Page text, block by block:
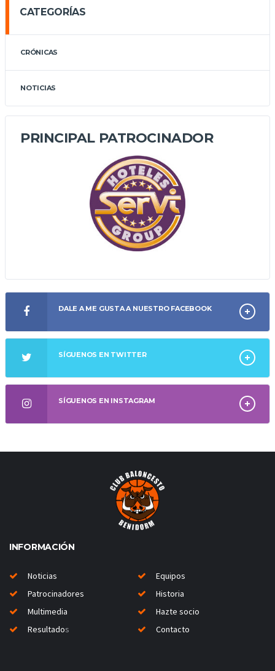
CATEGORÍAS
CRÓNICAS
NOTICIAS
PRINCIPAL PATROCINADOR
DALE A ME GUSTA A NUESTRO FACEBOOK
SÍGUENOS EN TWITTER
SÍGUENOS EN INSTAGRAM
INFORMACIÓN
Noticias
Equipos
Patrocinadores
Historia
Multimedia
Hazte socio
Resultados Contacto